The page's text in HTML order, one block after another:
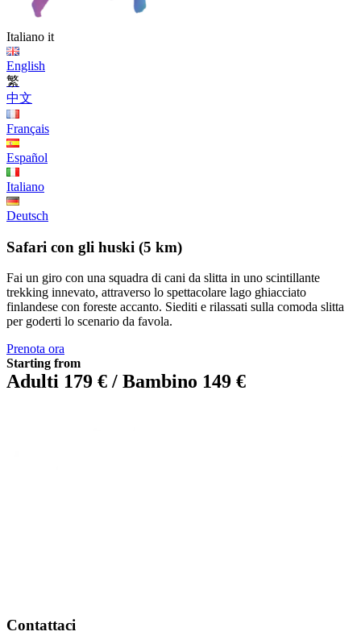
Italiano it
English
繁
中文
Français
Español
Italiano
Deutsch
Safari con gli huski (5 km)
Fai un giro con una squadra di cani da slitta in uno scintillante
trekking innevato, attraverso lo spettacolare lago ghiacciato
finlandese con foreste accanto. Siediti e rilassati sulla comoda slitta
per goderti lo scenario da favola.
Prenota ora
Starting from
Adulti 179 € / Bambino 149 €
Contattaci